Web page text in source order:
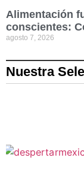
Alimentación
conscientes:
agosto 7, 2026
Nuestra